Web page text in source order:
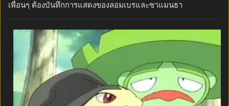
เพื่อนๆ ต้องบันทึกการแสดงของลอมเบรและซาแมนธา